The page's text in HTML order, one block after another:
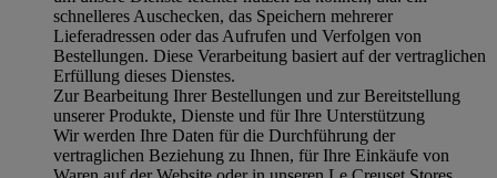
schnelleres Auschecken, das Speichern mehrerer
Lieferadressen oder das Aufrufen und Verfolgen von
Bestellungen. Diese Verarbeitung basiert auf der vertraglichen
Erfüllung dieses Dienstes.
Zur Bearbeitung Ihrer Bestellungen und zur Bereitstellung
unserer Produkte, Dienste und für Ihre Unterstützung
Wir werden Ihre Daten für die Durchführung der
vertraglichen Beziehung zu Ihnen, für Ihre Einkäufe von